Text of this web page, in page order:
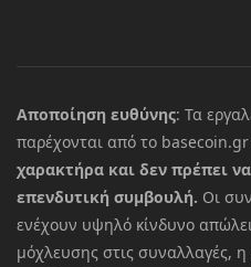
Αποποίηση ευθύνης: Τα
παρέχονται από το basecoin.gr
χαρακτήρα και δεν πρέπει
επενδυτική συμβουλή. Οι
ενέχουν υψηλό κίνδυνο
μόχλευσης στις συναλλαγές,